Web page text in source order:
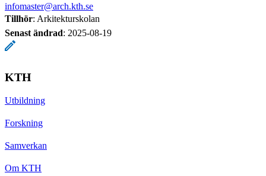
infomaster@arch.kth.se
Tillhör: Arkitekturskolan
Senast ändrad: 2025-08-19
KTH
Utbildning
Forskning
Samverkan
Om KTH